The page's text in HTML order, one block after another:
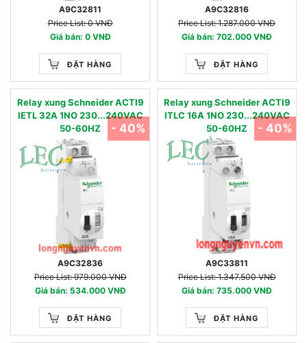
A9C32811
Price List: 0 VNĐ
Giá bán: 0 VNĐ
ĐẶT HÀNG
A9C32816
Price List: 1.287.000 VNĐ
Giá bán: 702.000 VNĐ
ĐẶT HÀNG
Relay xung Schneider ACTI9
IETL 32A 1NO 230...240VAC
50-60HZ
A9C32836
Price List: 979.000 VNĐ
Giá bán: 534.000 VNĐ
ĐẶT HÀNG
- 40%
Relay xung Schneider ACTI9
ITLC 16A 1NO 230...240VAC
50-60HZ
A9C33811
Price List: 1.347.500 VNĐ
Giá bán: 735.000 VNĐ
ĐẶT HÀNG
- 40%